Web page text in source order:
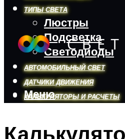
ТИПЫ СВЕТА
Люстры
Подсветка
Светодиоды
АВТОМОБИЛЬНЫЙ СВЕТ
ДАТЧИКИ ДВИЖЕНИЯ
КАЛЬКУЛЯТОРЫ И РАСЧЕТЫ
Меню
Меню